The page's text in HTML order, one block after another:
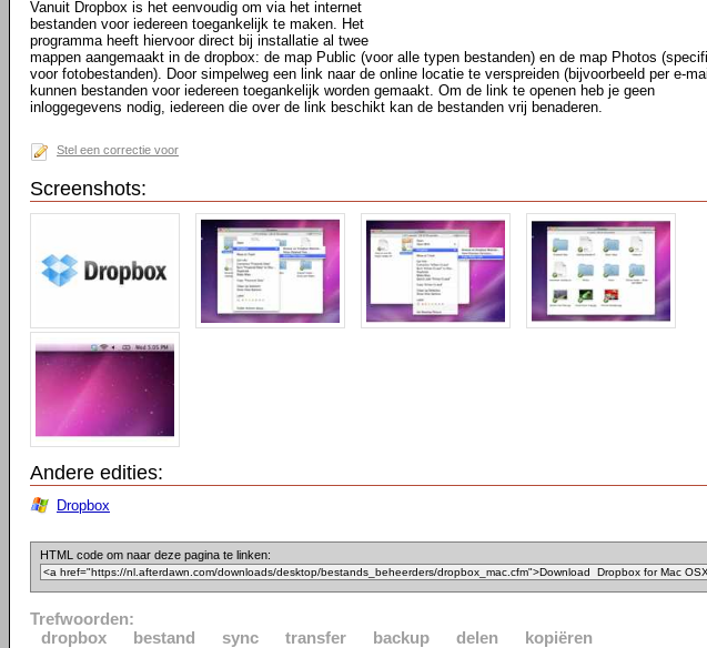
Vanuit Dropbox is het eenvoudig om via het internet
bestanden voor iedereen toegankelijk te maken. Het
programma heeft hiervoor direct bij installatie al twee
mappen aangemaakt in de dropbox: de map Public (voor alle typen bestanden) en de map Photos
voor fotobestanden). Door simpelweg een link naar de online locatie te verspreiden (bijvoorbeeld per e-
kunnen bestanden voor iedereen toegankelijk worden gemaakt. Om de link te openen heb je geen
inloggegevens nodig, iedereen die over de link beschikt kan de bestanden vrij benaderen.
Stel een correctie voor
Screenshots:
Andere edities:
Dropbox
HTML code om naar deze pagina te linken:
Trefwoorden:
dropbox
bestand sync transfer backup delen kopiëren